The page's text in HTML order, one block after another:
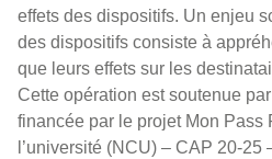
effets des dispositifs. Un enjeu
des dispositifs consiste à
que leurs effets sur les
Cette opération est soutenue
financée par le projet Mon Pass
l’université (NCU) – CAP 20-25